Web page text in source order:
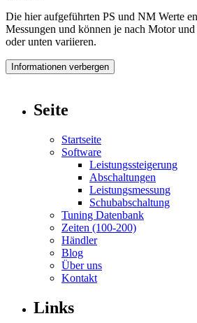
Die hier aufgeführten PS und NM Werte
Messungen und können je nach Motor
oder unten variieren.
Informationen verbergen
Seite
Startseite
Software
Leistungssteigerung
Abschaltungen
Leistungsmessung
Schubabschaltung
Tuning Datenbank
Zeiten (100-200)
Händler
Blog
Über uns
Kontakt
Links